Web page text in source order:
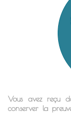
Vous avez reçu des sms ou de mails et vous souhaitez en
conserver la